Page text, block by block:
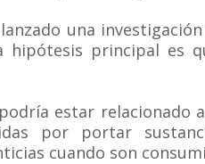
una
hipótesis principal es
estar relacionado
por portar
cuando son